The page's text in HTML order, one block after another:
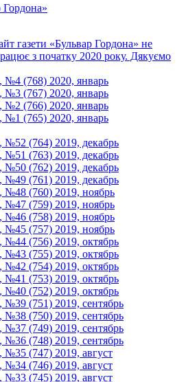
газети «Бульвар Гордона» не
з початку 2020 року. Дякуємо
№4 (768) 2020, январь
№3 (767) 2020, январь
№2 (766) 2020, январь
№1 (765) 2020, январь
№52 (764) 2019, декабрь
№51 (763) 2019, декабрь
№50 (762) 2019, декабрь
№49 (761) 2019, декабрь
№48 (760) 2019, ноябрь
№47 (759) 2019, ноябрь
№46 (758) 2019, ноябрь
№45 (757) 2019, ноябрь
№44 (756) 2019, октябрь
№43 (755) 2019, октябрь
№42 (754) 2019, октябрь
№41 (753) 2019, октябрь
№40 (752) 2019, октябрь
№39 (751) 2019, сентябрь
№38 (750) 2019, сентябрь
№37 (749) 2019, сентябрь
№36 (748) 2019, сентябрь
№35 (747) 2019, август
№34 (746) 2019, август
№33 (745) 2019, август